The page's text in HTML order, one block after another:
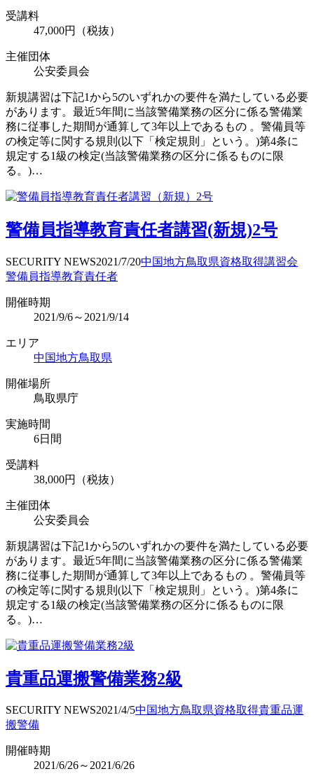
受講料
47,000円（税抜）
主催団体
公安委員会
新規講習は下記1から5のいずれかの要件を満たしている必要
があります。最近5年間に当該警備業務の区分に係る警備業
務に従事した期間が通算して3年以上であるもの 。警備員等
の検定等に関する規則(以下「検定規則」という。)第4条に
規定する1級の検定(当該警備業務の区分に係るものに限
る。)…
警備員指導教育責任者講習(新規)2号
SECURITY NEWS2021/7/20中国地方鳥取県資格取得講習会
警備員指導教育責任者
開催時期
2021/9/6～2021/9/14
エリア
中国地方鳥取県
開催場所
鳥取県庁
実施時間
6日間
受講料
38,000円（税抜）
主催団体
公安委員会
新規講習は下記1から5のいずれかの要件を満たしている必要
があります。最近5年間に当該警備業務の区分に係る警備業
務に従事した期間が通算して3年以上であるもの 。警備員等
の検定等に関する規則(以下「検定規則」という。)第4条に
規定する1級の検定(当該警備業務の区分に係るものに限
る。)…
貴重品運搬警備業務2級
SECURITY NEWS2021/4/5中国地方鳥取県資格取得貴重品運
搬警備
開催時期
2021/6/26～2021/6/26